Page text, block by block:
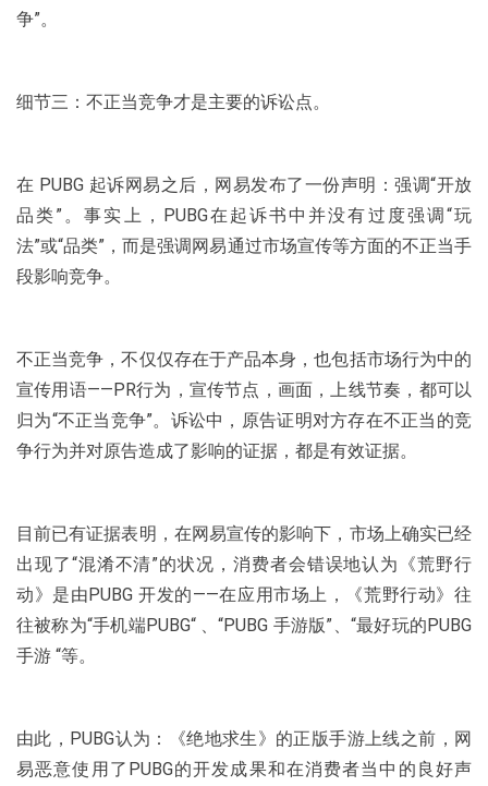
争”。
细节三：不正当竞争才是主要的诉讼点。
在 PUBG 起诉网易之后，网易发布了一份声明：强调“开放
品类”。事实上，PUBG在起诉书中并没有过度强调“玩
法”或“品类”，而是强调网易通过市场宣传等方面的不正当手
段影响竞争。
不正当竞争，不仅仅存在于产品本身，也包括市场行为中的
宣传用语——PR行为，宣传节点，画面，上线节奏，都可以
归为“不正当竞争”。诉讼中，原告证明对方存在不正当的竞
争行为并对原告造成了影响的证据，都是有效证据。
目前已有证据表明，在网易宣传的影响下，市场上确实已经
出现了“混淆不清”的状况，消费者会错误地认为《荒野行
动》是由PUBG 开发的——在应用市场上，《荒野行动》往
往被称为“手机端PUBG“ 、“PUBG 手游版”、“最好玩的PUBG
手游 “等。
由此，PUBG认为：《绝地求生》的正版手游上线之前，网
易恶意使用了PUBG的开发成果和在消费者当中的良好声